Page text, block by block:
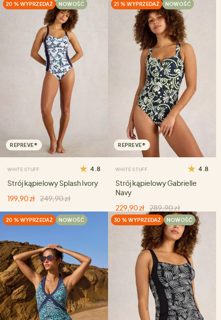
20 % WYPRZEDAŻ NOWOŚĆ
REPREVE®
WHITE STUFF 4.8
Strój kąpielowy Splash Ivory
199,90 zł 249,90 zł
21 % WYPRZEDAŻ NOWOŚĆ
REPREVE®
WHITE STUFF 4.8
Strój kąpielowy Gabrielle
Navy
229,90 zł 289,90 zł
20 % WYPRZEDAŻ NOWOŚĆ 30 % WYPRZEDAŻ NOWOŚĆ